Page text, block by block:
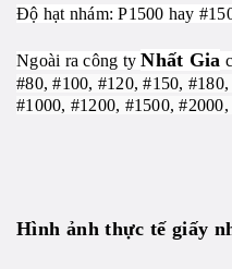
Độ hạt nhám: P1500 hay
Ngoài ra công tyNhất Gia
#80, #100, #120, #150,
#1000, #1200, #1500,
Hình ảnh thực tếgiấy